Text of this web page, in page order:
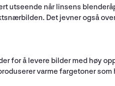
utseende når linsens
Det jevner også
for å levere bilder med høy
varme fargetoner